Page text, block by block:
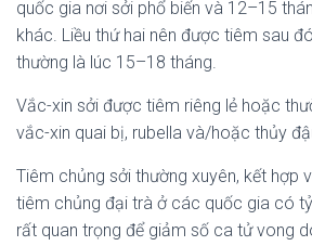
quốc gia nơi sởi phổ biến và 12–15
khác. Liều thứ hai nên được tiêm sau
thường là lúc 15–18 tháng.
Vắc-xin sởi được tiêm riêng lẻ hoặc
vắc-xin quai bị, rubella và/hoặc thủy
Tiêm chủng sởi thường xuyên, kết hợp
tiêm chủng đại trà ở các quốc gia có
rất quan trọng để giảm số ca tử vong